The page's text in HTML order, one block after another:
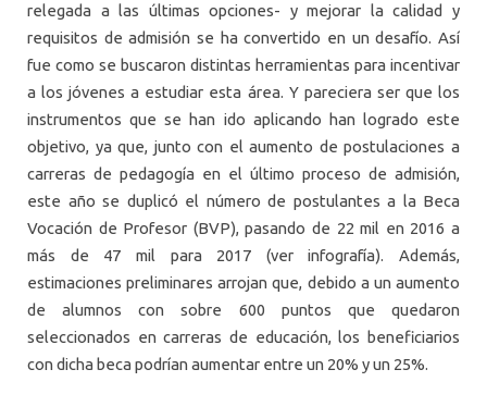
relegada a las últimas opciones- y mejorar la calidad y
requisitos de admisión se ha convertido en un desafío. Así
fue como se buscaron distintas herramientas para incentivar
a los jóvenes a estudiar esta área. Y pareciera ser que los
instrumentos que se han ido aplicando han logrado este
objetivo, ya que, junto con el aumento de postulaciones a
carreras de pedagogía en el último proceso de admisión,
este año se duplicó el número de postulantes a la Beca
Vocación de Profesor (BVP), pasando de 22 mil en 2016 a
más de 47 mil para 2017 (ver infografía). Además,
estimaciones preliminares arrojan que, debido a un aumento
de alumnos con sobre 600 puntos que quedaron
seleccionados en carreras de educación, los beneficiarios
con dicha beca podrían aumentar entre un 20% y un 25%.